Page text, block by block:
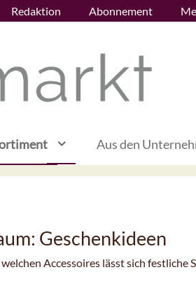
Redaktion Abonnement
Aus den
Geschenkideen
Accessoires lässt sich festliche